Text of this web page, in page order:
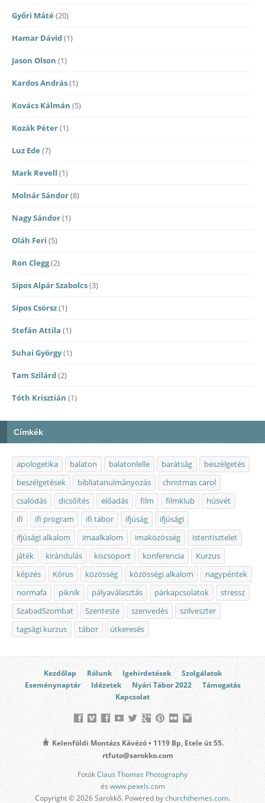
Győri Máté (20)
Hamar Dávid(1)
Jason Olson (1)
Kardos András(1)
Kovács Kálmán (5)
Kozák Péter(1)
Luz Ede (7)
Mark Revell (1)
Molnár Sándor(8)
Nagy Sándor(1)
Oláh Feri (5)
Ron Clegg(2)
Sípos Alpár Szabolcs(3)
Sípos Csörsz(1)
Stefán Attila (1)
Suhai György(1)
Tam Szilárd(2)
Tóth Krisztián (1)
Címkék
apologetika balaton balatonlelle barátság
beszélgetés
beszélgetések
bibliatanulmányozás
christmas carol
csalódás
dicsőítés előadás film filmklub
húsvét
ifi
ifi program ifi tábor ifjúság
ifjúsági
ifjúsági alkalom
imaalkalom imaközösség
istentisztelet
játék
kirándulás kiscsoport konferencia
Kurzus
képzés
Kórus közösség közösségi alkalom
nagypéntek
normafa
piknik pályaválasztás párkapcsolatok
stressz
SzabadSzombat
Szenteste szenvedés
szilveszter
tagsági kurzus
tábor útkeresés
Kezdőlap Rólunk Igehirdetések
Szolgálatok
Eseménynaptár
Idézetek Nyári Tábor 2022
Támogatás
Kapcsolat
Kelenföldi Montázs Kávézó • 1119 Bp, Etele út 55.
rtfuto@sarokko.com
Fotók Claus Thomas Photography
éswww.pexels.com
Copyright © 2026 Sarokkő. Powered bychurchthemes.com.